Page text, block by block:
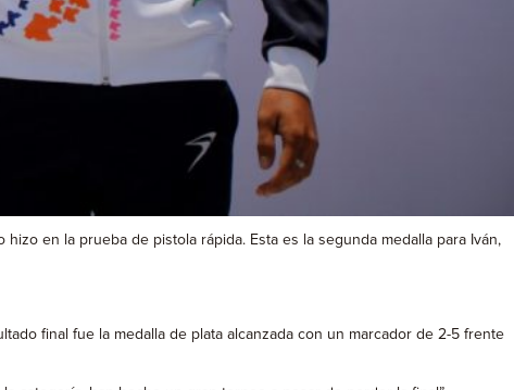
en la prueba de pistola rápida. Esta es la segunda medalla para Iván,
final fue la medalla de plata alcanzada con un marcador de 2-5 frente